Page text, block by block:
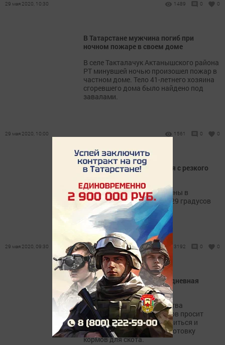
29 мая 2020, 10:30 1489 0 0
В Татарстане мужчина погиб при
ночном пожаре в своем доме
В селе Такталачук Актанышского района
РТ минувшей ночью произошел пожар в
частном доме. Тело 41-летнего хозяина
сгоревшего дома было найдено под
завалами.
29 мая 2020, 10:00 1561 0 0
В Татарстане лето начнется с резкого
похолодания
В последние выходные весны в
республике ожидается до 29 градусов
тепла.
29 мая 2020, 09:30 3192 0 0
Заготовка кормов - злободневная
задача
Министр сельского хозяйства
республики Марат Зяббаров просит
районы серьезно подготовиться и
ответственно провести заготовку
кормов для скота.